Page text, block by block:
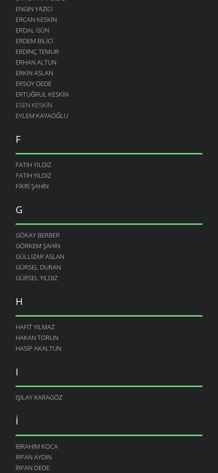
ENGIN YAZICI
ERCAN KESKIN
ERDAL GÜN
ERDEM BILICI
ERDINÇ TEMUR
ERHAN ALTUN
ERKIN ASLAN
ERSOY DEDE
ERTUĞRUL KESKIN
ESEN KESKIN
EYLEM KAYAOĞLU
F
FATIH YILDIZ
FATIH YILDIZ
FIKRI ŞAHIN
G
GÖKAY BERBER
GÖRKEM ŞAHIN
GÜLLIZAR ASLAN
GÜRSEL DURAN
GÜRSEL YILDIZ
H
HAFIT YILMAZ
HAKAN TORUN
HASIP AKALTUN
I
IŞILAY KARAGÖZ
I
İBRAHIM KOCA
IRFAN AYDIN
IRFAN DEDE